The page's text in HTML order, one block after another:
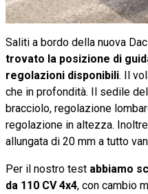
Saliti a bordo della nuova
trovato la posizione di
regolazioni disponibili. Il
che in profondità. Il sedile
bracciolo, regolazione
regolazione in altezza.
allungata di 20 mm a tutto
Per il nostro test abbiamo
da 110 CV 4x4, con cambio